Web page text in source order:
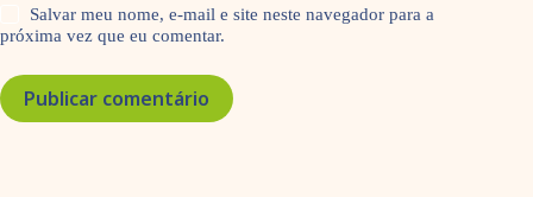
Salvar meu nome, e-mail e site neste navegador para a
próxima vez que eu comentar.
Publicar comentário